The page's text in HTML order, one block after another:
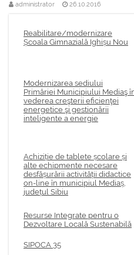
administrator 26.10.2016
Reabilitare/modernizare
Școala Gimnazială Ighișu Nou
Modernizarea sediului
Primăriei Municipiului Mediaş
vederea creşterii eficienţei
energetice şi gestionării
inteligente a energie
Achiziție de tablete școlare și
alte echipmente necesare
desfășurării activității didactice
on-line în municipiul Mediaș,
județul Sibiu
Resurse Integrate pentru o
Dezvoltare Locală Sustenabilă
SIPOCA 35